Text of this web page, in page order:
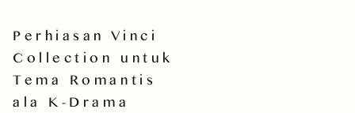
Perhiasan Vinci
Collection untuk
Tema Romantis
ala K-Drama